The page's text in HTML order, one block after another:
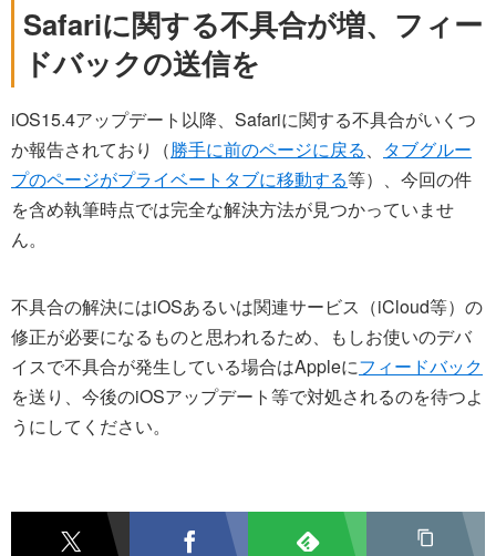
Safariに関する不具合が増、フィー
ドバックの送信を
iOS15.4アップデート以降、Safariに関する不具合がいくつ
か報告されており（勝手に前のページに戻る、 タブグルー
プのページがプライベートタブに移動する等）、今回の件
を含め執筆時点では完全な解決方法が見つかっていませ
ん。
不具合の解決にはiOSあるいは関連サービス（iCloud等）の
修正が必要になるものと思われるため、もしお使いのデバ
イスで不具合が発生している場合はAppleにフィードバック
を送り、今後のiOSアップデート等で対処されるのを待つよ
うにしてください。